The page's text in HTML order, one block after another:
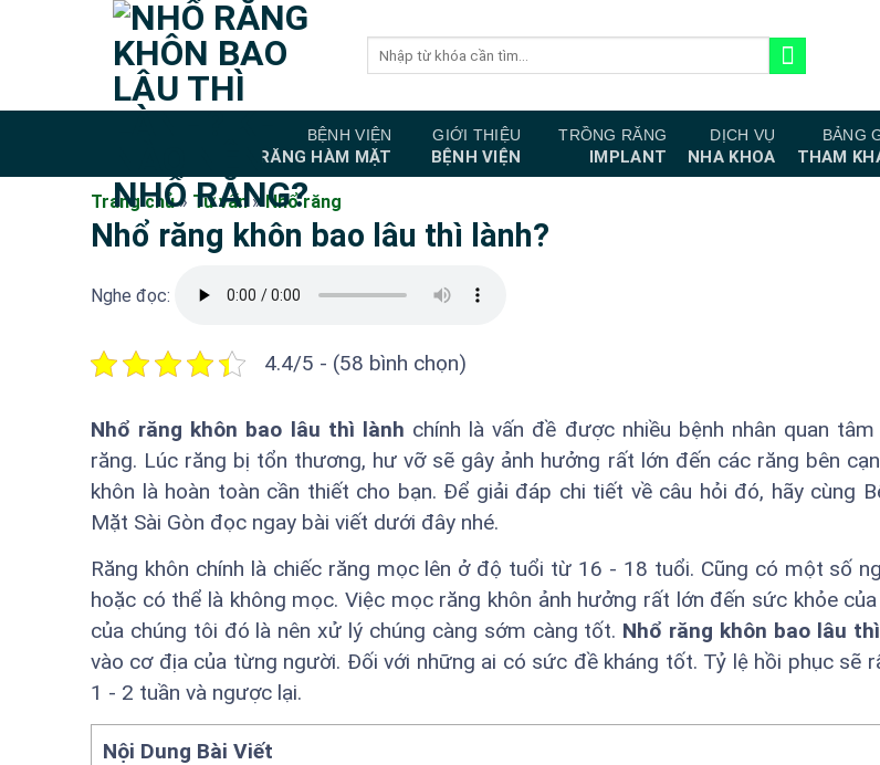
BỆNH VIỆN
RĂNG HÀM MẶT
GIỚI THIỆU
BỆNH VIỆN
TRỒNG RĂNG
IMPLANT
DỊCH VỤ
NHA KHOA
BẢNG
THAM
Trang chủ» Tư vấn»Nhổ răng
Nhổ răng khôn bao lâu thì lành?
Nghe đọc:
4.4/5 - (58 bình chọn)
Nhổ răng khôn bao lâu thì lành chính là vấn đề được nhiều bệnh nhân quan
răng. Lúc răng bị tổn thương, hư vỡ sẽ gây ảnh hưởng rất lớn đến các răng bên
khôn là hoàn toàn cần thiết cho bạn. Để giải đáp chi tiết về câu hỏi đó, hãy cùng
Mặt Sài Gòn đọc ngay bài viết dưới đây nhé.
Răng khôn chính là chiếc răng mọc lên ở độ tuổi từ 16 - 18 tuổi. Cũng có một số
hoặc có thể là không mọc. Việc mọc răng khôn ảnh hưởng rất lớn đến sức khỏe của
của chúng tôi đó là nên xử lý chúng càng sớm càng tốt. Nhổ răng khôn bao lâu
vào cơ địa của từng người. Đối với những ai có sức đề kháng tốt. Tỷ lệ hồi phục sẽ
1 - 2 tuần và ngược lại.
Nội Dung Bài Viết